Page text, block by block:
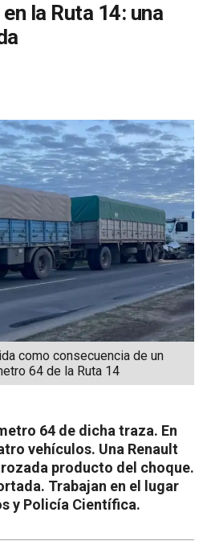
la Ruta 14: una
como consecuencia de un
64 de la Ruta 14
64 de dicha traza. En
vehículos. Una Renault
producto del choque.
Trabajan en el lugar
y Policía Científica.